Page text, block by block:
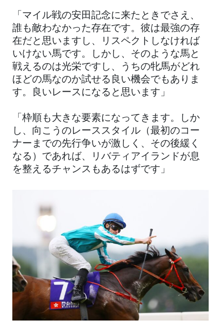
「マイル戦の安田記念に来たときでさえ、
誰も敵わなかった存在です。彼は最強の存
在だと思いますし、リスペクトしなければ
いけない馬です。しかし、そのような馬と
戦えるのは光栄ですし、うちの牝馬がどれ
ほどの馬なのか試せる良い機会でもありま
す。良いレースになると思います」
「枠順も大きな要素になってきます。しか
し、向こうのレーススタイル（最初のコー
ナーまでの先行争いが激しく、その後緩く
なる）であれば、リバティアイランドが息
を整えるチャンスもあるはずです」